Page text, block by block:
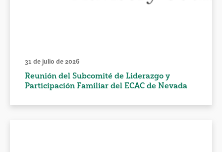
31 de julio de 2026
Reunión del Subcomité de Liderazgo y
Participación Familiar del ECAC de Nevada